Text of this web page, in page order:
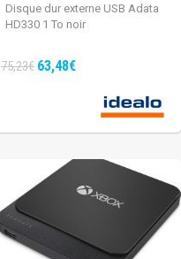
Disque dur externe USB Adata
HD330 1 To noir
75,23€ 63,48€